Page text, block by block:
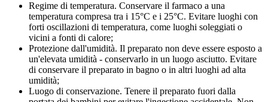
Regime di temperatura. Conservare il farmaco a una
temperatura compresa tra i 15°C e i 25°C. Evitare luoghi con
forti oscillazioni di temperatura, come luoghi soleggiati o
vicini a fonti di calore;
Protezione dall'umidità. Il preparato non deve essere esposto a
un'elevata umidità - conservarlo in un luogo asciutto. Evitare
di conservare il preparato in bagno o in altri luoghi ad alta
umidità;
Luogo di conservazione. Tenere il preparato fuori dalla